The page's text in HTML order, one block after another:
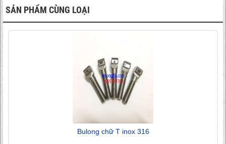
SẢN PHẨM CÙNG LOẠI
Bulong chữ T inox 316